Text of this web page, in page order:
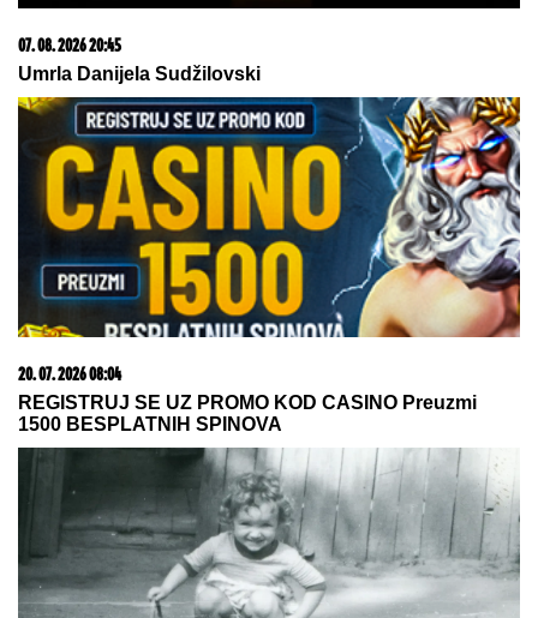
15. 07. 2026 07:44
Većina građana izgubi novac pre nego što stigne na
letovanje - ovih 7 troškova skoro niko ne planira
ZAPOČNITE PREGOVORE SA PUTINOM, DOK NIJE
KASNO: Bivši finski predsednik upozorio Evropu na
pakleni scenario